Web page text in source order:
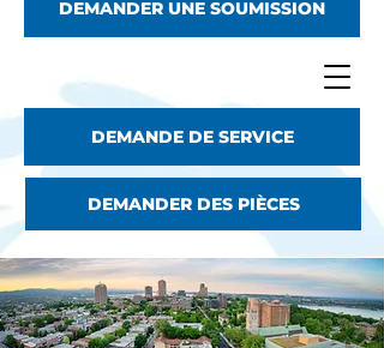
DEMANDER UNE SOUMISSION
DEMANDE DE SERVICE
DEMANDER DES PIÈCES